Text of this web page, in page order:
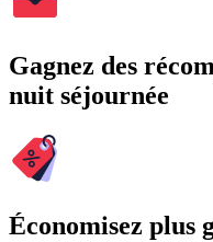
Gagnez des
nuit séjournée
Économisez plus